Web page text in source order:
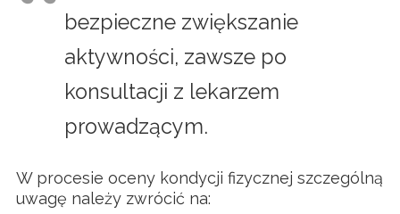
bezpieczne zwiększanie
aktywności, zawsze po
konsultacji z lekarzem
prowadzącym.
W procesie oceny kondycji fizycznej szczególną
uwagę należy zwrócić na: